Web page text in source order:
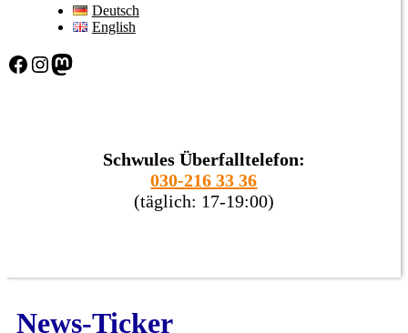
Deutsch
English
Facebook Instagram Mastodon
Schwules Überfalltelefon:
030-216 33 36
(täglich: 17-19:00)
News-Ticker